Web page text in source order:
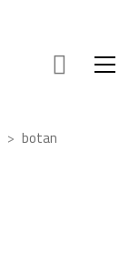
> botan